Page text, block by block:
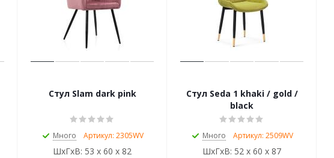
Стул Slam dark pink
Много Артикул: 2305WV
ШхГхВ: 53 х 60 х 82
Стул Seda 1 khaki / gold /
black
Много Артикул: 2509WV
ШхГхВ: 52 х 60 х 87